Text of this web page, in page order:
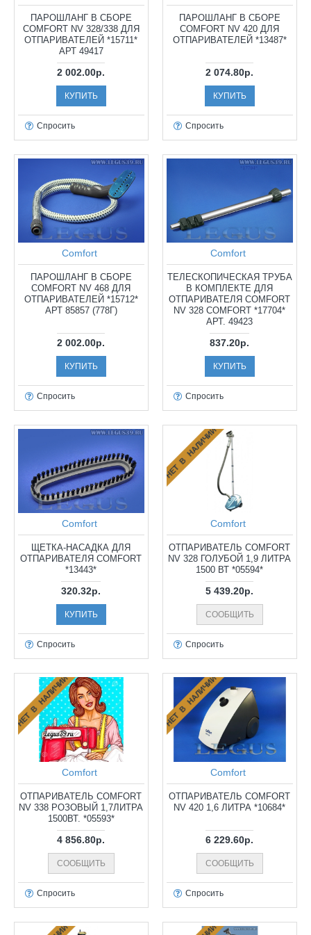
ПАРОШЛАНГ В СБОРЕ
COMFORT NV 328/338 ДЛЯ
ОТПАРИВАТЕЛЕЙ *15711*
АРТ 49417
2 002.00р.
КУПИТЬ
Спросить
ПАРОШЛАНГ В СБОРЕ
COMFORT NV 420 ДЛЯ
ОТПАРИВАТЕЛЕЙ *13487*
2 074.80р.
КУПИТЬ
Спросить
Comfort
ПАРОШЛАНГ В СБОРЕ
COMFORT NV 468 ДЛЯ
ОТПАРИВАТЕЛЕЙ *15712*
АРТ 85857 (778Г)
2 002.00р.
КУПИТЬ
Спросить
Comfort
ТЕЛЕСКОПИЧЕСКАЯ ТРУБА
В КОМПЛЕКТЕ ДЛЯ
ОТПАРИВАТЕЛЯ COMFORT
NV 328 COMFORT *17704*
АРТ. 49423
837.20р.
КУПИТЬ
Спросить
Comfort
ЩЕТКА-НАСАДКА ДЛЯ
ОТПАРИВАТЕЛЯ COMFORT
*13443*
320.32р.
КУПИТЬ
Спросить
НЕТ В НАЛИЧИИ
Comfort
ОТПАРИВАТЕЛЬ COMFORT
NV 328 ГОЛУБОЙ 1,9 ЛИТРА
1500 ВТ *05594*
5 439.20р.
СООБЩИТЬ
Спросить
НЕТ В НАЛИЧИИ
Comfort
ОТПАРИВАТЕЛЬ COMFORT
NV 338 РОЗОВЫЙ 1,7ЛИТРА
1500ВТ. *05593*
4 856.80р.
СООБЩИТЬ
Спросить
НЕТ В НАЛИЧИИ
Comfort
ОТПАРИВАТЕЛЬ COMFORT
NV 420 1,6 ЛИТРА *10684*
6 229.60р.
СООБЩИТЬ
Спросить